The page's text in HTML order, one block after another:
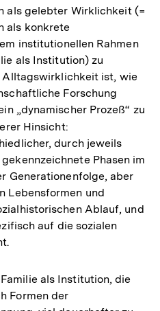
als gelebter Wirklichkeit (=
als konkrete
institutionellen Rahmen
als Institution) zu
Alltagswirklichkeit ist, wie
Forschung
„dynamischer Prozeß“ zu
Hinsicht:
durch jeweils
Phasen im
Generationenfolge, aber
Lebensformen und
Ablauf, und
auf die sozialen
als Institution, die
Formen der